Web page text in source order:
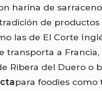
harina de
de productos
las de El Corte
transporta a Francia,
Ribera del Duero o
para foodies como